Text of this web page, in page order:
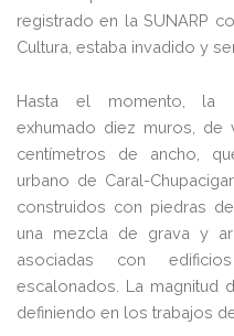
registrado en la SUNARP
Cultura, estaba invadido y
Hasta el momento, la
exhumado diez muros,
centímetros de ancho,
urbano de Caral-
construidos con piedras
una mezcla de grava y
asociadas con
escalonados. La magnitud
definiendo en los trabajos